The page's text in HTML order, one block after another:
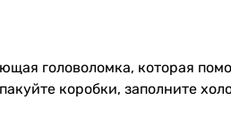
головоломка, которая
коробки, заполните